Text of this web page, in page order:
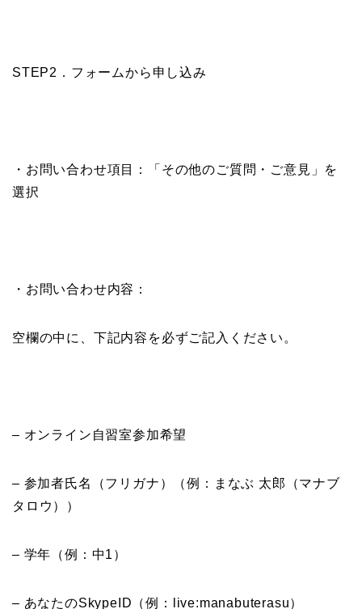
STEP2．フォームから申し込み
・お問い合わせ項目：「その他のご質問・ご意見」を
選択
・お問い合わせ内容：
空欄の中に、下記内容を必ずご記入ください。
– オンライン自習室参加希望
– 参加者氏名（フリガナ）（例：まなぶ 太郎（マナブ
タロウ））
– 学年（例：中1）
– あなたのSkypeID（例：live:manabuterasu）